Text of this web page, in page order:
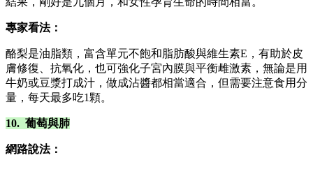
專家看法：
酪梨是油脂類，富含單元不飽和脂肪酸與維生素E，有助於皮
膚修復、抗氧化，也可強化子宮內膜與平衡雌激素，無論是用
牛奶或豆漿打成汁，做成沾醬都相當適合，但需要注意食用分
量，每天最多吃1顆。
10. 葡萄與肺
網路說法：